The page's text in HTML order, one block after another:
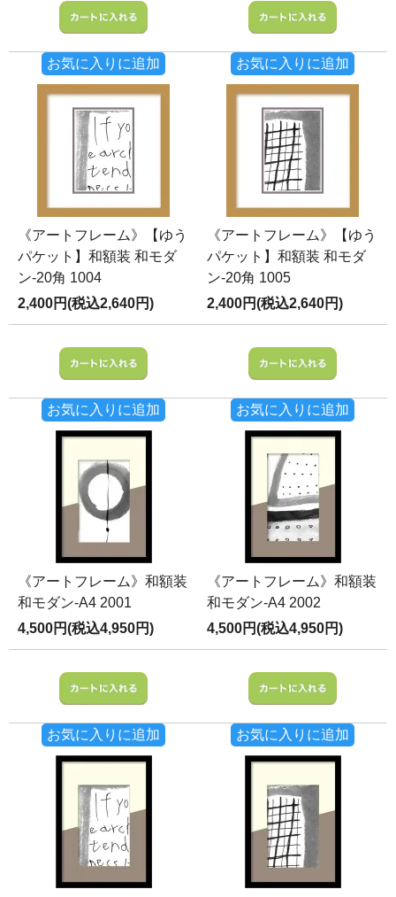
お気に入りに追加 お気に入りに追加
《アートフレーム》【ゆう
パケット】和額装 和モダ
ン-20角 1004
2,400円(税込2,640円)
お気に入りに追加
《アートフレーム》【ゆう
パケット】和額装 和モダ
ン-20角 1005
2,400円(税込2,640円)
お気に入りに追加
《アートフレーム》和額装
和モダン-A4 2001
4,500円(税込4,950円)
お気に入りに追加
《アートフレーム》和額装
和モダン-A4 2002
4,500円(税込4,950円)
お気に入りに追加